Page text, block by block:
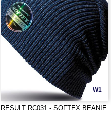
W1
RESULT RC031 - SOFTEX BEANIE